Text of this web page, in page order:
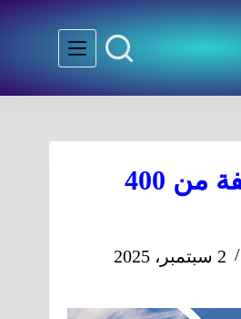
سافر مع وظيفة من 400
2 سبتمبر، 2025